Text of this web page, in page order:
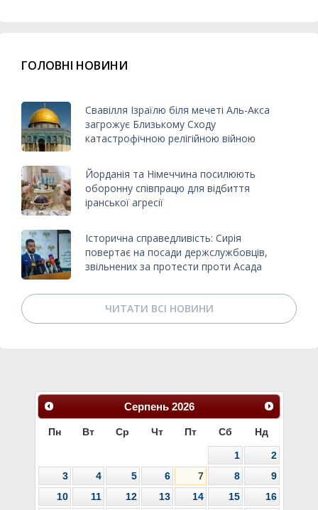
ГОЛОВНІ НОВИНИ
Свавілля Ізраїлю біля мечеті Аль-Акса
загрожує Близькому Сходу
катастрофічною релігійною війною
Йорданія та Німеччина посилюють
оборонну співпрацю для відбиття
іранської агресії
Історична справедливість: Сирія
повертає на посади держслужбовців,
звільнених за протести проти Асада
ЧИТАТИ ВСІ НОВИНИ
Серпень 2026
Пн Вт Ср Чт Пт Сб Нд
1
2
3
4 5 6 7 8
9
10
11 12 13 14 15
16